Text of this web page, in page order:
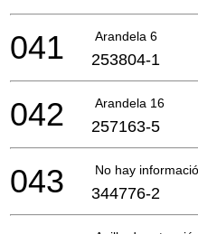
Arandela 6
041 253804-1
Arandela 16
042 257163-5
No hay
043 344776-2